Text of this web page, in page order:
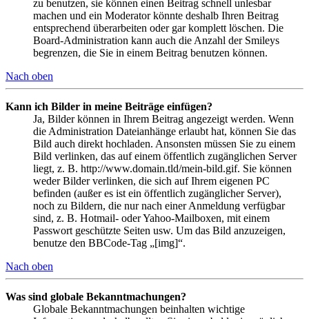
zu benutzen, sie können einen Beitrag schnell unlesbar
machen und ein Moderator könnte deshalb Ihren Beitrag
entsprechend überarbeiten oder gar komplett löschen. Die
Board-Administration kann auch die Anzahl der Smileys
begrenzen, die Sie in einem Beitrag benutzen können.
Nach oben
Kann ich Bilder in meine Beiträge einfügen?
Ja, Bilder können in Ihrem Beitrag angezeigt werden. Wenn
die Administration Dateianhänge erlaubt hat, können Sie das
Bild auch direkt hochladen. Ansonsten müssen Sie zu einem
Bild verlinken, das auf einem öffentlich zugänglichen Server
liegt, z. B. http://www.domain.tld/mein-bild.gif. Sie können
weder Bilder verlinken, die sich auf Ihrem eigenen PC
befinden (außer es ist ein öffentlich zugänglicher Server),
noch zu Bildern, die nur nach einer Anmeldung verfügbar
sind, z. B. Hotmail- oder Yahoo-Mailboxen, mit einem
Passwort geschützte Seiten usw. Um das Bild anzuzeigen,
benutze den BBCode-Tag „[img]“.
Nach oben
Was sind globale Bekanntmachungen?
Globale Bekanntmachungen beinhalten wichtige